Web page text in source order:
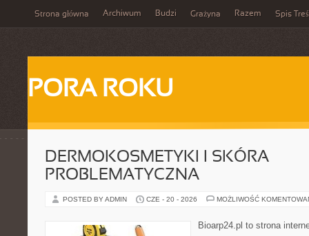
Strona główna Archiwum Budzi Grażyna Razem Spis
PORA ROKU
DERMOKOSMETYKI I SKÓRA
PROBLEMATYCZNA
POSTED BY ADMIN CZE - 20 - 2026 MOŻLIWOŚĆ
Bioarp24.pl to strona